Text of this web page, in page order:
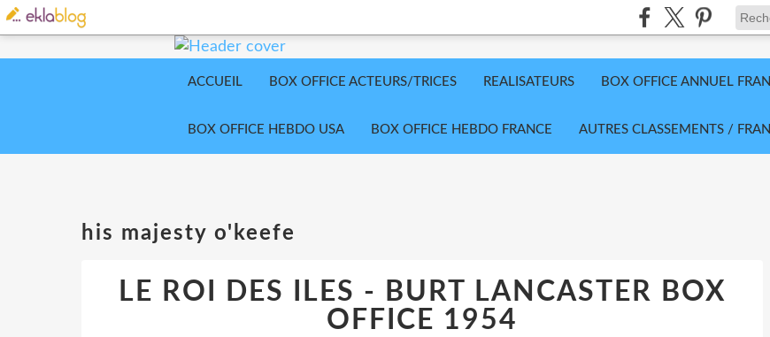
ACCUEIL BOX OFFICE ACTEURS/TRICES REALISATEURS BOX OFFICE ANNUEL
BOX OFFICE HEBDO USA BOX OFFICE HEBDO FRANCE AUTRES CLASSEMENTS /
his majesty o'keefe
LE ROI DES ILES - BURT LANCASTER BOX
OFFICE 1954